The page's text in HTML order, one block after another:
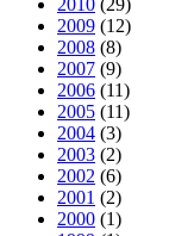
2010 (29)
2009 (12)
2008 (8)
2007 (9)
2006 (11)
2005 (11)
2004 (3)
2003 (2)
2002 (6)
2001 (2)
2000 (1)